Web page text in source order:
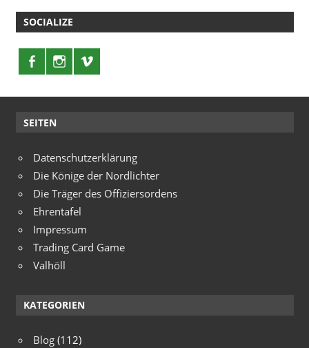
SOCIALIZE
SEITEN
Datenschutzerklärung
Die Könige der Nordlichter
Die Träger des Offiziersordens
Ehrentafel
Impressum
Trading Card Game
Valhöll
KATEGORIEN
Blog (112)